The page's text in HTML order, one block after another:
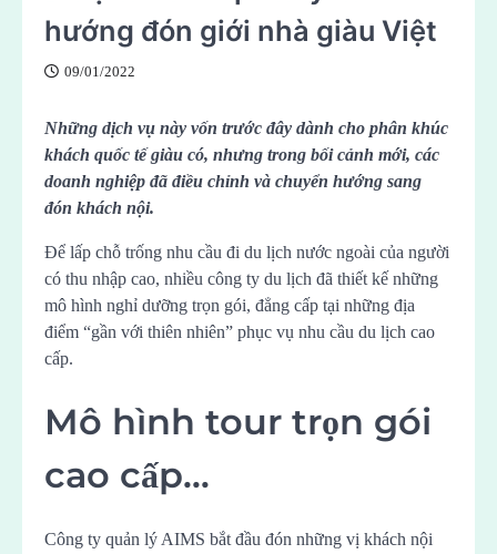
hướng đón giới nhà giàu Việt
09/01/2022
Những dịch vụ này vốn trước đây dành cho phân khúc
khách quốc tế giàu có, nhưng trong bối cảnh mới, các
doanh nghiệp đã điều chỉnh và chuyển hướng sang
đón khách nội.
Để lấp chỗ trống nhu cầu đi du lịch nước ngoài của người
có thu nhập cao, nhiều công ty du lịch đã thiết kế những
mô hình nghỉ dưỡng trọn gói, đẳng cấp tại những địa
điểm “gần với thiên nhiên” phục vụ nhu cầu du lịch cao
cấp.
Mô hình tour trọn gói
cao cấp…
Công ty quản lý AIMS bắt đầu đón những vị khách nội